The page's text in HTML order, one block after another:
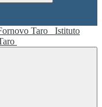
Istituto